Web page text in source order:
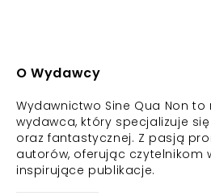
O Wydawcy
Wydawnictwo Sine Qua Non
wydawca, który specjalizuje
oraz fantastycznej. Z pasją
autorów, oferując czytelnikom
inspirujące publikacje.